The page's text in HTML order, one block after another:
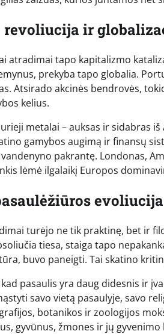
revoliucija ir
atradimai tapo kapitalizmo
prekyba tapo globalia.
Atsirado akcinės bendrovės,
kelius.
metalai – auksas ir sidabras
gamybos augimą ir finansų
pakrantę. Londonas,
lėmė ilgalaikį Europos
evoliucija
turėjo ne tik praktinę, bet ir
tiesa, staiga tapo
buvo paneigti. Tai skatino
pasaulis yra daug didesnis ir
savo vietą pasaulyje, savo
botanikos ir zoologijos
gyvūnus, žmones ir jų